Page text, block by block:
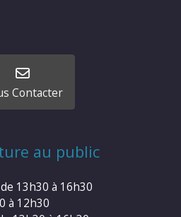
Contacter
au public
13h30 à 16h30
à 12h30